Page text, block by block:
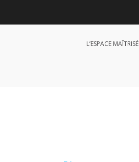
L’ESPACE MAÎTRISÉ